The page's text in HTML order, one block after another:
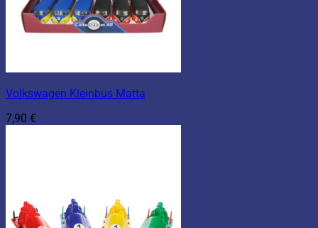
Volkswagen Kleinbus Matta
7,90 €